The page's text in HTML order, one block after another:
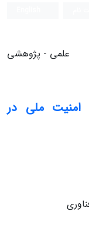
علمی - پژوهشی
امنیت ملی در